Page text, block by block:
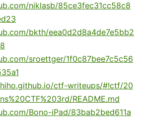
niklasb/85ce3fec31cc58c8
bkth/eea0d2d8a4de7e5bb2
sroettger/1f0c87bee7c5c56
ctf-writeups/#!ctf/20
README.md
Bono-iPad/83bab2bed611a